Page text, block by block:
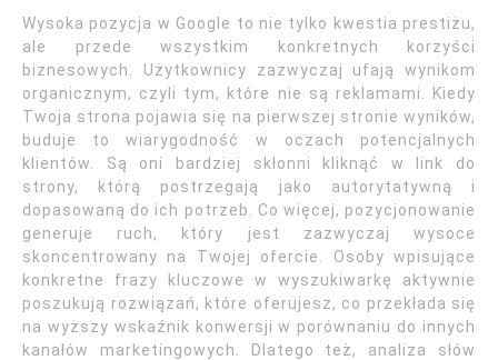
Wysoka pozycja w Google to nie tylko kwestia prestiżu,
ale przede wszystkim konkretnych korzyści
biznesowych. Użytkownicy zazwyczaj ufają wynikom
organicznym, czyli tym, które nie są reklamami. Kiedy
Twoja strona pojawia się na pierwszej stronie wyników,
buduje to wiarygodność w oczach potencjalnych
klientów. Są oni bardziej skłonni kliknąć w link do
strony, którą postrzegają jako autorytatywną i
dopasowaną do ich potrzeb. Co więcej, pozycjonowanie
generuje ruch, który jest zazwyczaj wysoce
skoncentrowany na Twojej ofercie. Osoby wpisujące
konkretne frazy kluczowe w wyszukiwarkę aktywnie
poszukują rozwiązań, które oferujesz, co przekłada się
na wyższy wskaźnik konwersji w porównaniu do innych
kanałów marketingowych. Dlatego też, analiza słów